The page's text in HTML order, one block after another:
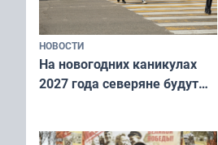
НОВОСТИ
На новогодних каникулах
2027 года северяне будут